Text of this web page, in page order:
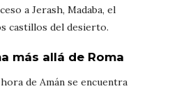
a Jerash, Madaba, el
castillos del desierto.
más allá de Roma
de Amán se encuentra